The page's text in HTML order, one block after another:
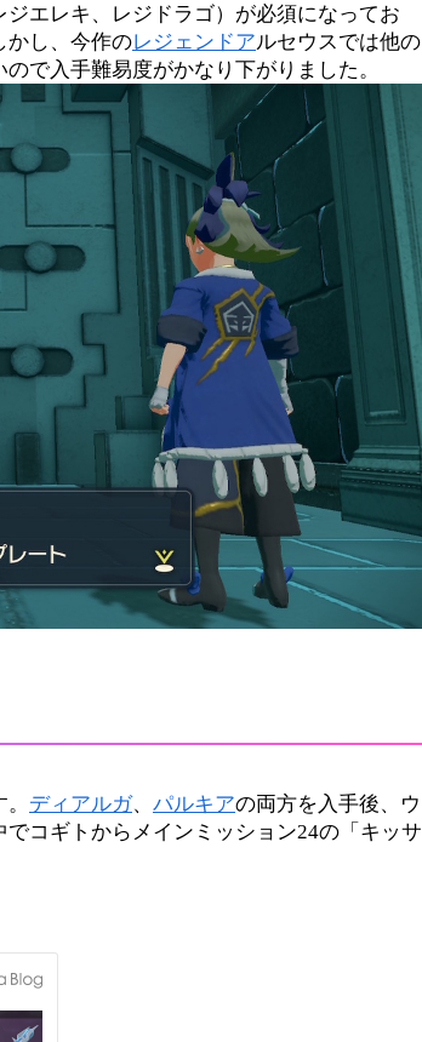
ジエレキ、レジドラゴ）が必須になってお
かし、今作のレジェンドアルセウスでは他の
で入手難易度がかなり下がりました。
ディアルガ、 パルキアの両方を入手後、ウ
コギトからメインミッション24の「キッサ